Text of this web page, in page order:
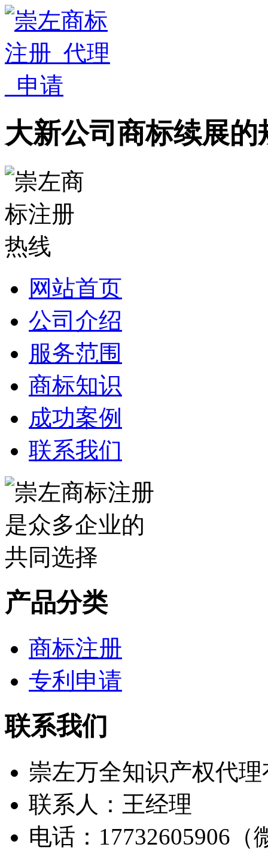
大新公司商标续展
网站首页
公司介绍
服务范围
商标知识
成功案例
联系我们
产品分类
商标注册
专利申请
联系我们
崇左万全知识产权代
联系人：王经理
电话：17732605906（